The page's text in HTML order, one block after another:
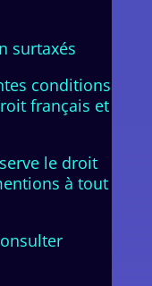
surtaxés
conditions
français et
le droit
à tout